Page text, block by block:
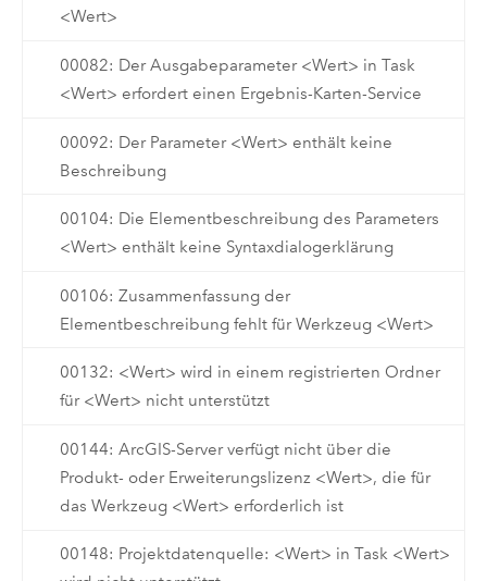
<Wert>
00082: Der Ausgabeparameter <Wert> in Task
<Wert> erfordert einen Ergebnis-Karten-Service
00092: Der Parameter <Wert> enthält keine
Beschreibung
00104: Die Elementbeschreibung des Parameters
<Wert> enthält keine Syntaxdialogerklärung
00106: Zusammenfassung der
Elementbeschreibung fehlt für Werkzeug <Wert>
00132: <Wert> wird in einem registrierten Ordner
für <Wert> nicht unterstützt
00144: ArcGIS-Server verfügt nicht über die
Produkt- oder Erweiterungslizenz <Wert>, die für
das Werkzeug <Wert> erforderlich ist
00148: Projektdatenquelle: <Wert> in Task <Wert>